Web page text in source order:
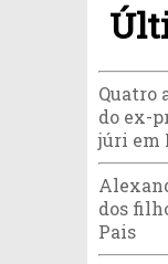
Quatro
do ex-
júri em
dos
Pais